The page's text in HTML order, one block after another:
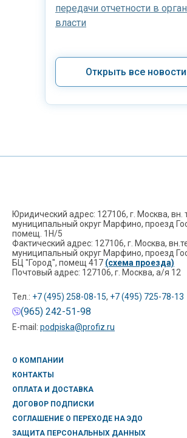
передачи отчетности в
власти
Открыть все новости
Юридический адрес: 127106, г. Москва, вн.
муниципальный округ Марфино, проезд
помещ. 1Н/5
Фактический адрес: 127106, г. Москва,
муниципальный округ Марфино, проезд
БЦ "Город", помещ 417 (схема проезда)
Почтовый адрес: 127106, г. Москва, а/я 12
Тел.: +7 (495) 258-08-15, +7 (495) 725-78-13
(965) 242-51-98
E-mail: podpiska@profiz.ru
О КОМПАНИИ
КОНТАКТЫ
ОПЛАТА И ДОСТАВКА
ДОГОВОР ПОДПИСКИ
СОГЛАШЕНИЕ О ПЕРЕХОДЕ НА ЭДО
ЗАЩИТА ПЕРСОНАЛЬНЫХ ДАННЫХ